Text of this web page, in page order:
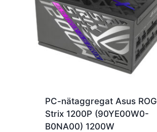
PC-nätaggregat Asus ROG
Strix 1200P (90YE00W0-
B0NA00) 1200W